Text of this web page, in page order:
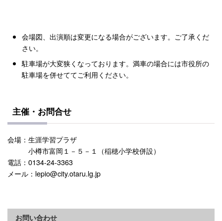
会場図、出演順は変更になる場合がございます。ご了承くだ
さい。
駐車場が大変狭くなっております。満車の場合には市役所の
駐車場を併せててご利用ください。
主催・お問合せ
会場：生涯学習プラザ
小樽市富岡１－５－１（稲穂小学校併設）
電話：0134-24-3363
メール：lepio@city.otaru.lg.jp
お問い合わせ